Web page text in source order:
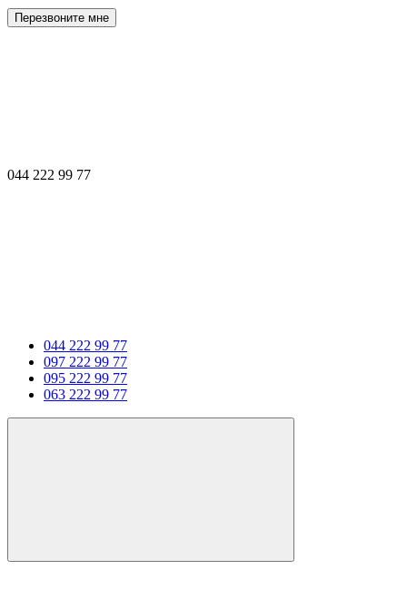
Перезвоните мне
044 222 99 77
044 222 99 77
097 222 99 77
095 222 99 77
063 222 99 77